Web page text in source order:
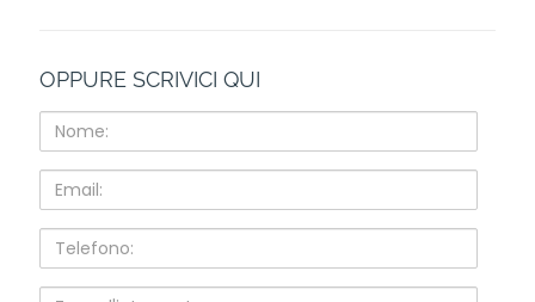
OPPURE SCRIVICI QUI
Nome:
Email:
Telefono:
Zona